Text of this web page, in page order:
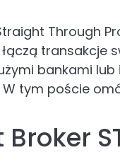
Through
łączą
bankami
tym poście